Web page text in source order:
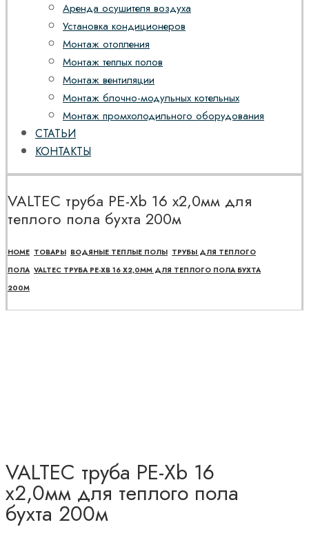
Аренда осушителя воздуха
Установка кондиционеров
Монтаж отопления
Монтаж теплых полов
Монтаж вентиляции
Монтаж блочно-модульных котельных
Монтаж промхолодильного оборудования
СТАТЬИ
КОНТАКТЫ
VALTEC труба PE-Xb 16 х2,0мм для
теплого пола бухта 200м
HOME ТОВАРЫ ВОДЯНЫЕ ТЕПЛЫЕ ПОЛЫ ТРУБЫ ДЛЯ ТЕПЛОГО
ПОЛА VALTEC ТРУБА PE-XB 16 Х2,0ММ ДЛЯ ТЕПЛОГО ПОЛА БУХТА
200М
VALTEC труба PE-Xb 16
х2,0мм для теплого пола
бухта 200м